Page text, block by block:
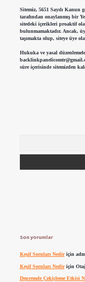
Sitemiz, 5651 Sayılı
tarafından onaylanmış bir
sitedeki içerikleri proaktif
bulunmamaktadır. Ancak,
taşımakta olup, siteye üye
Hukuka ve yasal
süre içerisinde sitemizden
Son yorumlar
Keşif Soruları Nediriçin
Keşif Soruları Nediriçin
Depremde Çekiçleme Etkisi